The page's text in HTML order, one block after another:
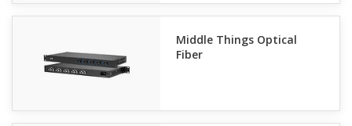
Middle Things Optical
Fiber